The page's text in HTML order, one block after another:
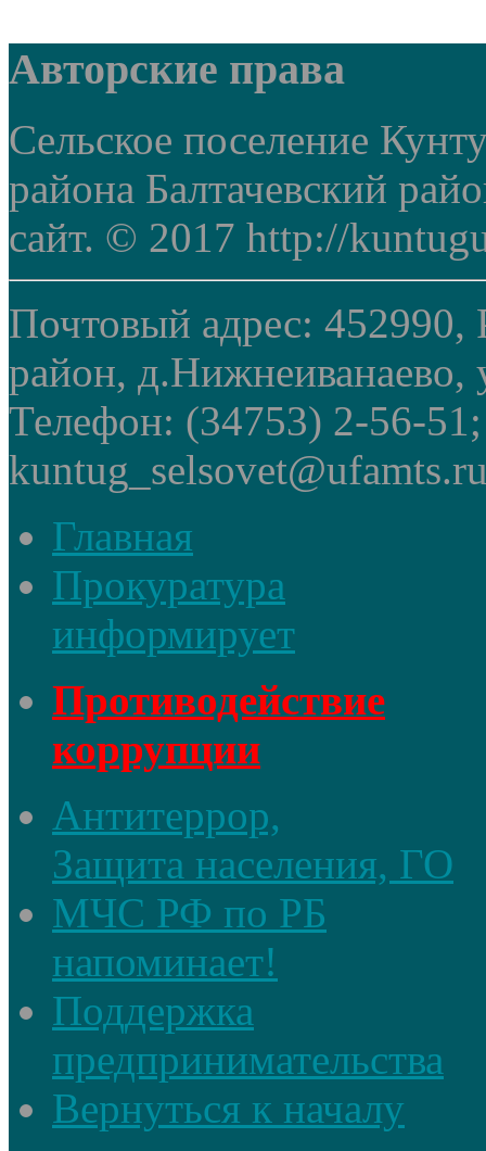
Авторские права
Сельское поселение
района Балтачевский
сайт. © 2017 http://
Почтовый адрес: 452990,
район, д.Нижнеиванаево,
Телефон: (34753) 2-56-
Главная
Прокуратура
информирует
Противодействие
коррупции
Антитеррор,
Защита населения, ГО
МЧС РФ по РБ
напоминает!
Поддержка
предпринимательства
Вернуться к началу